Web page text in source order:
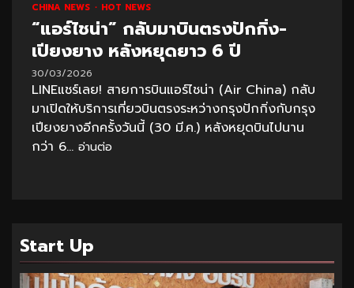
CHINA NEWS HOT NEWS
“แอร์ไชน่า” กลับมาบินตรงปักกิ่ง-
เปียงยาง หลังหยุดยาว 6 ปี
30/03/2026
LINEแชร์เลย! สายการบินแอร์ไชน่า (Air China) กลับ
มาเปิดให้บริการเที่ยวบินตรงระหว่างกรุงปักกิ่งกับกรุง
เปียงยางอีกครั้งวันนี้ (30 มี.ค.) หลังหยุดบินไปนาน
กว่า 6... อ่านต่อ
Start Up